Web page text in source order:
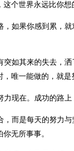
个世界永远比你想
如果你感到累，就
如其来的失去，洒
唯一能做的，就是
在。成功的路上
而是每天的努力与
无所事事。